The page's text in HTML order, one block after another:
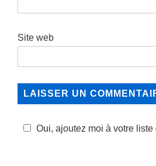
Site web
Oui, ajoutez moi à votre liste